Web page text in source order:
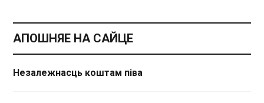
АПОШНЯЕ НА САЙЦЕ
Незалежнасць коштам піва